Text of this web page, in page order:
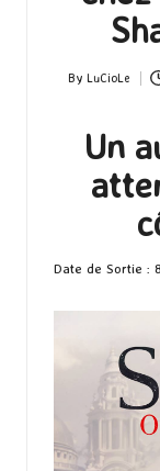
Posted
By LuCioLe
Un
Date de Sortie :